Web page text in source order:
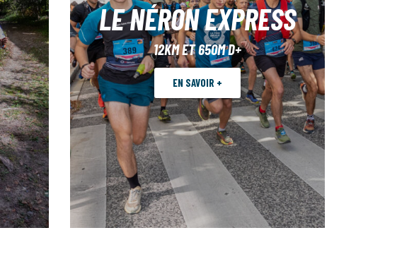
LE NÉRON EXPRESS
12KM ET 650M D+
EN SAVOIR +